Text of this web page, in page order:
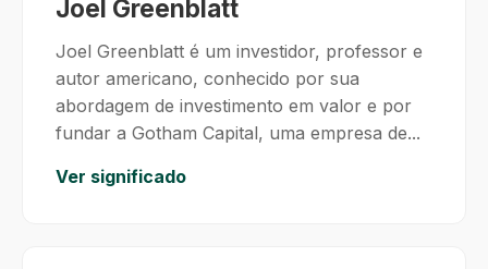
Joel Greenblatt
Joel Greenblatt é um investidor, professor e
autor americano, conhecido por sua
abordagem de investimento em valor e por
fundar a Gotham Capital, uma empresa de...
Ver significado